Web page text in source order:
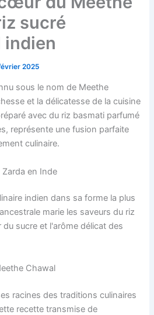
sucré
2025
sous le nom de Meethe
et la délicatesse de la cuisine
avec du riz basmati parfumé
représente une fusion parfaite
culinaire.
en Inde
indien dans sa forme la plus
marie les saveurs du riz
sucre et l'arôme délicat des
Chawal
racines des traditions culinaires
recette transmise de